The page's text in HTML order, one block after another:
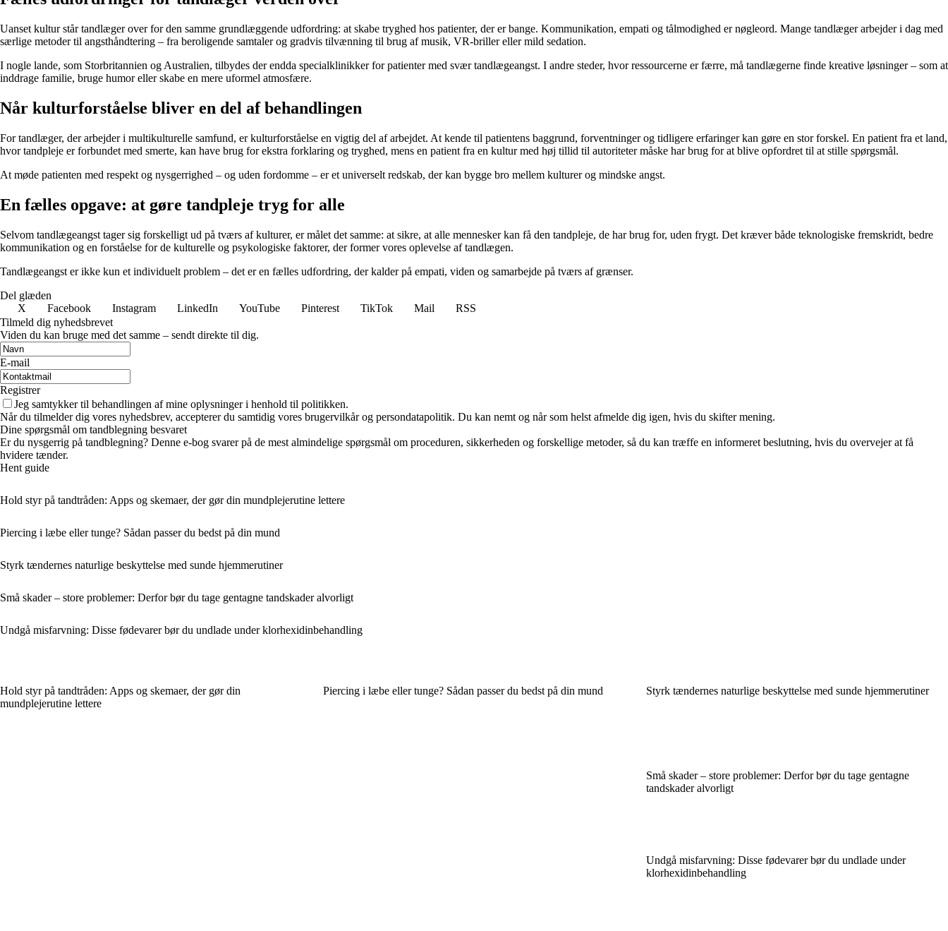
Uanset kultur står tandlæger over for den samme grundlæggende udfordring: at skabe tryghed hos patienter, der er bange. Kommunikation, empati og tålmodighed er nøgleord. Mange tandlæger arbejder i dag med
særlige metoder til angsthåndtering – fra beroligende samtaler og gradvis tilvænning til brug af musik, VR-briller eller mild sedation.
I nogle lande, som Storbritannien og Australien, tilbydes der endda specialklinikker for patienter med svær tandlægeangst. I andre steder, hvor ressourcerne er færre, må tandlægerne finde kreative løsninger – som at
inddrage familie, bruge humor eller skabe en mere uformel atmosfære.
Når kulturforståelse bliver en del af behandlingen
For tandlæger, der arbejder i multikulturelle samfund, er kulturforståelse en vigtig del af arbejdet. At kende til patientens baggrund, forventninger og tidligere erfaringer kan gøre en stor forskel. En patient fra et land,
hvor tandpleje er forbundet med smerte, kan have brug for ekstra forklaring og tryghed, mens en patient fra en kultur med høj tillid til autoriteter måske har brug for at blive opfordret til at stille spørgsmål.
At møde patienten med respekt og nysgerrighed – og uden fordomme – er et universelt redskab, der kan bygge bro mellem kulturer og mindske angst.
En fælles opgave: at gøre tandpleje tryg for alle
Selvom tandlægeangst tager sig forskelligt ud på tværs af kulturer, er målet det samme: at sikre, at alle mennesker kan få den tandpleje, de har brug for, uden frygt. Det kræver både teknologiske fremskridt, bedre
kommunikation og en forståelse for de kulturelle og psykologiske faktorer, der former vores oplevelse af tandlægen.
Tandlægeangst er ikke kun et individuelt problem – det er en fælles udfordring, der kalder på empati, viden og samarbejde på tværs af grænser.
Del glæden
X
Facebook Instagram LinkedIn YouTube Pinterest TikTok Mail
RSS
Tilmeld dig nyhedsbrevet
Viden du kan bruge med det samme – sendt direkte til dig.
E-mail
Registrer
Jeg samtykker til behandlingen af mine oplysninger i henhold til politikken.
Når du tilmelder dig vores nyhedsbrev, accepterer du samtidig vores brugervilkår og persondatapolitik. Du kan nemt og når som helst afmelde dig igen, hvis du skifter mening.
Dine spørgsmål om tandblegning besvaret
Er du nysgerrig på tandblegning? Denne e-bog svarer på de mest almindelige spørgsmål om proceduren, sikkerheden og forskellige metoder, så du kan træffe en informeret beslutning, hvis du overvejer at få
hvidere tænder.
Hent guide
Hold styr på tandtråden: Apps og skemaer, der gør din mundplejerutine lettere
Piercing i læbe eller tunge? Sådan passer du bedst på din mund
Styrk tændernes naturlige beskyttelse med sunde hjemmerutiner
Små skader – store problemer: Derfor bør du tage gentagne tandskader alvorligt
Undgå misfarvning: Disse fødevarer bør du undlade under klorhexidinbehandling
Hold styr på tandtråden: Apps og skemaer, der gør din
mundplejerutine lettere
Piercing i læbe eller tunge? Sådan passer du bedst på din mund Styrk tændernes naturlige beskyttelse med sunde hjemmerutiner
Små skader – store problemer: Derfor bør du tage gentagne
tandskader alvorligt
Undgå misfarvning: Disse fødevarer bør du undlade under
klorhexidinbehandling